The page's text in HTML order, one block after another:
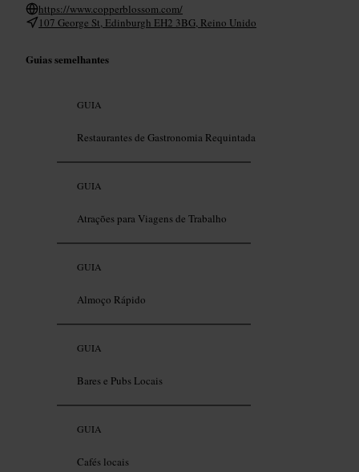
https://www.copperblossom.com/
107 George St, Edinburgh EH2 3BG, Reino Unido
Guias semelhantes
GUIA
Restaurantes de Gastronomia Requintada
GUIA
Atrações para Viagens de Trabalho
GUIA
Almoço Rápido
GUIA
Bares e Pubs Locais
GUIA
Cafés locais